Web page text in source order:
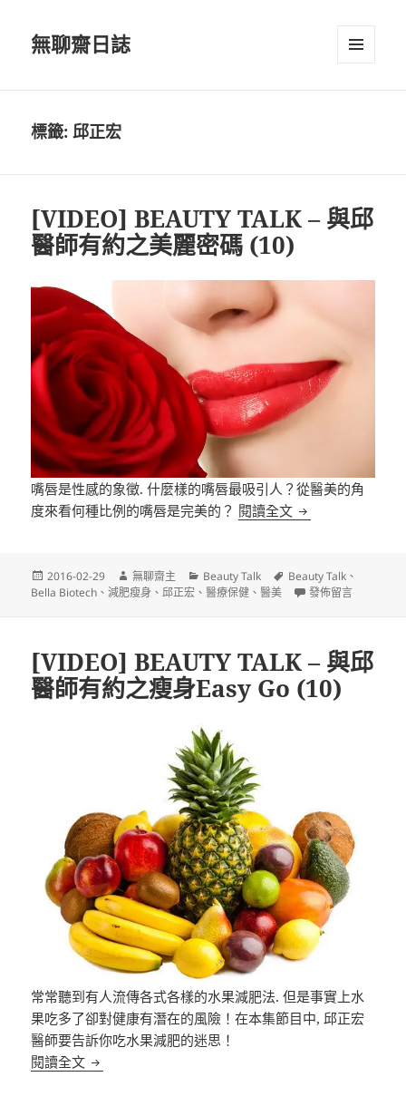
無聊齋日誌
標籤:邱正宏
[VIDEO] BEAUTY TALK – 與邱
醫師有約之美麗密碼 (10)
嘴唇是性感的象徵. 什麼樣的嘴唇最吸引人？從醫美的角
度來看何種比例的嘴唇是完美的？ 閱讀全文 [VIDEO]
發
佈
2016-02-29
作
者
無聊齋主
分
類
Beauty Talk
標
籤
Beauty Talk 、
Bella Biotech 、減肥瘦身 、邱正宏 、醫療保健 、醫美 在〈[VIDEO]
發佈留言
[VIDEO] BEAUTY TALK – 與邱
醫師有約之瘦身Easy Go (10)
常常聽到有人流傳各式各樣的水果減肥法. 但是事實上水
果吃多了卻對健康有潛在的風險！在本集節目中, 邱正宏
醫師要告訴你吃水果減肥的迷思！
閱讀全文 [VIDEO] BEAUTY TALK – 與邱醫師有約之瘦身Easy